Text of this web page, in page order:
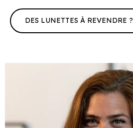
DES LUNETTES À REVENDRE ?